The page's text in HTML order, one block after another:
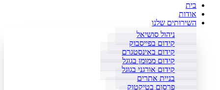
בית
אודות
השירותים שלנו
ניהול סושיאל
קידום בפייסבוק
קידום באינסטגרם
קידום ממומן בגוגל
קידום אורגני בגוגל
בניית אתרים
פרסום בטיקטוק